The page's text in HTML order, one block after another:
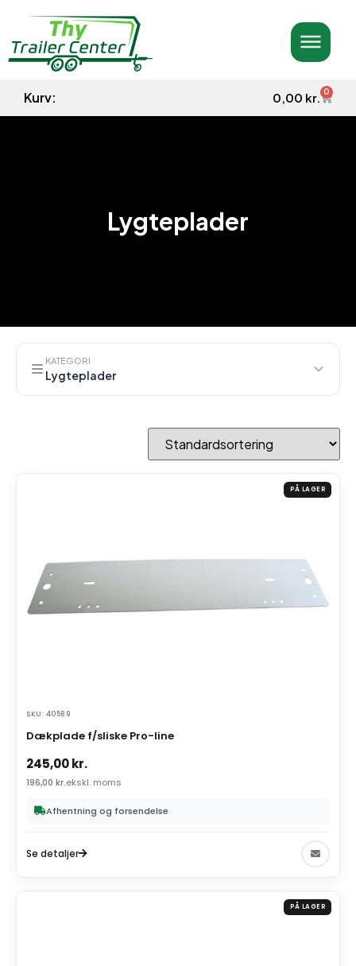
Kurv: 0,00 kr. 0
Lygteplader
KATEGORI
Lygteplader
PÅ LAGER
SKU: 40589
Dækplade f/sliske Pro-line
245,00kr.
196,00 kr.ekskl. moms
Afhentning og forsendelse
Se detaljer
PÅ LAGER